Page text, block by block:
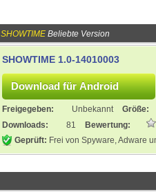
SHOWTIME Beliebte Version
SHOWTIME 1.0-14010003
Freigegeben: Unbekannt Größe:
Downloads:
81
Bewertung:
Geprüft: Frei von Spyware, Adware